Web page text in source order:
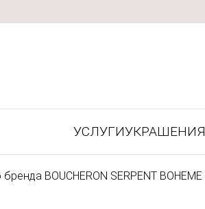
УСЛУГИУКРАШЕНИЯ
BOUCHERON SERPENT BOHEME